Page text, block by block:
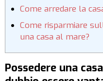
Come arredare la
Come risparmiare
una casa al mare?
Possedere una